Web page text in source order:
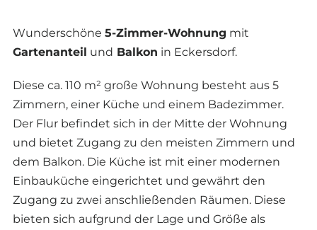
Wunderschöne 5-Zimmer-Wohnung mit
Gartenanteil und Balkon in Eckersdorf.
Diese ca. 110 m² große Wohnung besteht aus 5
Zimmern, einer Küche und einem Badezimmer.
Der Flur befindet sich in der Mitte der Wohnung
und bietet Zugang zu den meisten Zimmern und
dem Balkon. Die Küche ist mit einer modernen
Einbauküche eingerichtet und gewährt den
Zugang zu zwei anschließenden Räumen. Diese
bieten sich aufgrund der Lage und Größe als